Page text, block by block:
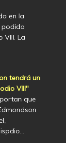
en la
podido
VIII. La
tendrá un
VIII"
que